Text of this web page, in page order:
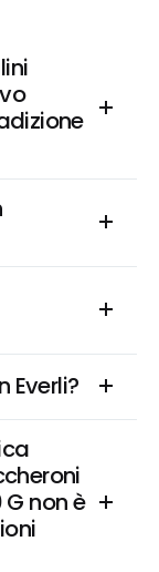
Everli?
non è